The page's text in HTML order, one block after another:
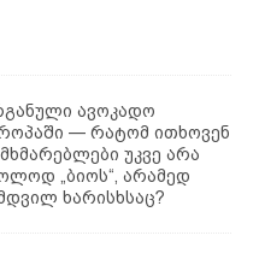
ავოკადო
— რატომ ითხოვენ
უკვე არა
„ბიოს“, არამედ
ხარისხსაც?